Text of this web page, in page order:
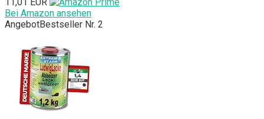
Bei Amazon ansehen
AngebotBestseller Nr. 2